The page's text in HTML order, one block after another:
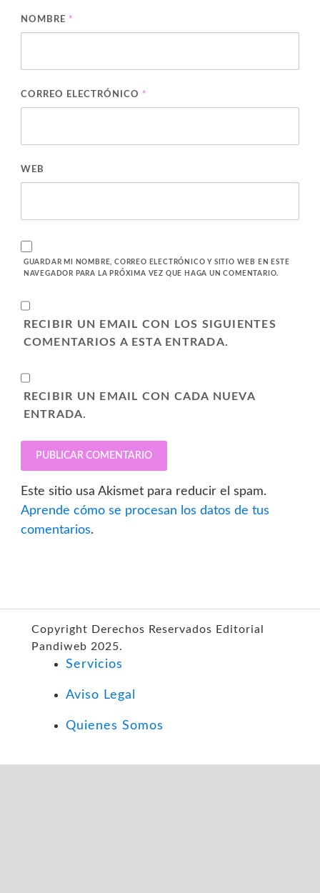
NOMBRE *
CORREO ELECTRÓNICO *
WEB
GUARDAR MI NOMBRE, CORREO ELECTRÓNICO Y SITIO WEB EN ESTE
NAVEGADOR PARA LA PRÓXIMA VEZ QUE HAGA UN COMENTARIO.
RECIBIR UN EMAIL CON LOS SIGUIENTES
COMENTARIOS A ESTA ENTRADA.
RECIBIR UN EMAIL CON CADA NUEVA
ENTRADA.
Este sitio usa Akismet para reducir el spam.
Aprende cómo se procesan los datos de tus
comentarios.
Copyright Derechos Reservados Editorial
Pandiweb 2025.
Servicios
Aviso Legal
Quienes Somos